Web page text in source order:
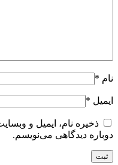
نام *
ایمیل *
ذخیره نام، ایمیل و
دوباره دیدگاهی می‌نویسم.